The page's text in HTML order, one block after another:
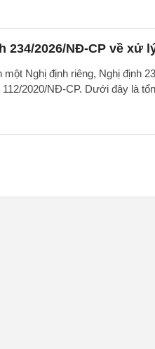
234/2026/NĐ-CP về xử
một Nghị định riêng, Nghị
2020/NĐ-CP. Dưới đây là